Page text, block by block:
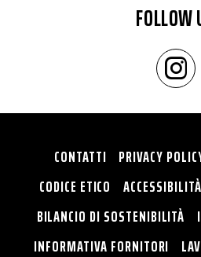
FOLLOW
CONTATTI PRIVACY
CODICE ETICO
ACCESSIBILITÀ
BILANCIO DI SOSTENIBILITÀ
INFORMATIVA FORNITORI